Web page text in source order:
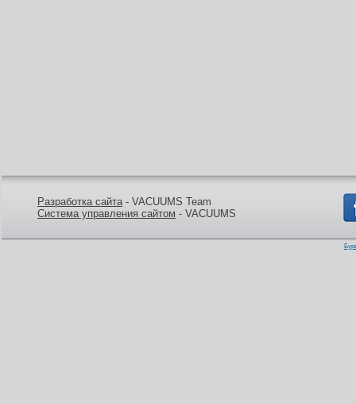
Разработка сайта- VACUUMS Team
Система управления сайтом - VACUUMS